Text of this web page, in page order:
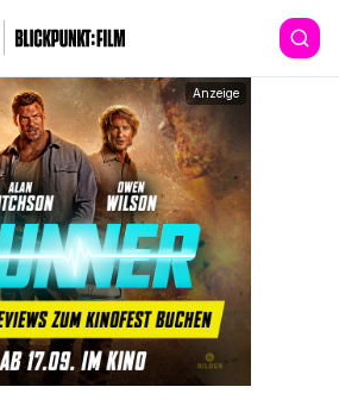
Anzeige